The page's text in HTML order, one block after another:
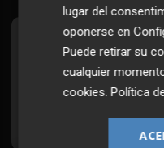
Todos los días a
lugar del
oponerse en
Puede retirar su
cualquier
cookies .Política